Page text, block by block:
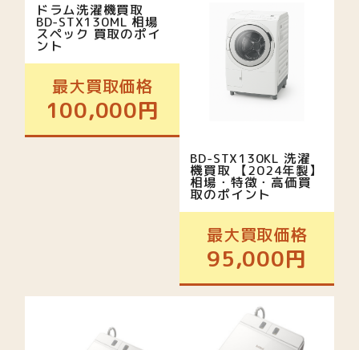
ドラム洗濯機買取
BD-STX130ML 相場
スペック 買取のポイ
ント
最大買取価格
100,000円
BD-STX130KL 洗濯
機買取 【2024年製】
相場・特徴・高価買
取のポイント
最大買取価格
95,000円